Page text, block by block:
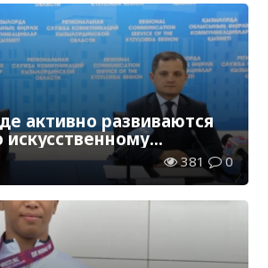
активно развиваются
искусственному
381 0